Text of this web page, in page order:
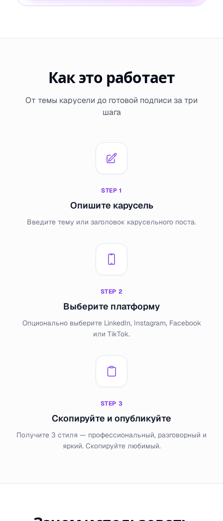
Как это работает
От темы карусели до готовой подписи за три
шага
STEP1
Опишите карусель
Введите тему или заголовок карусельного поста.
STEP 2
Выберите платформу
Опционально выберите LinkedIn, Instagram, Facebook
или TikTok.
STEP 3
Скопируйте и опубликуйте
Получите 3 стиля — профессиональный, разговорный и
яркий. Скопируйте любимый.